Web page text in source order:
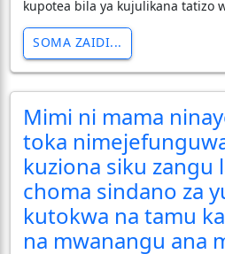
kupotea bila ya kujulikana tatizo
SOMA ZAIDI...
Mimi ni mama
toka
kuziona siku zangu
choma sindano za
kutokwa na tamu
na mwanangu ana